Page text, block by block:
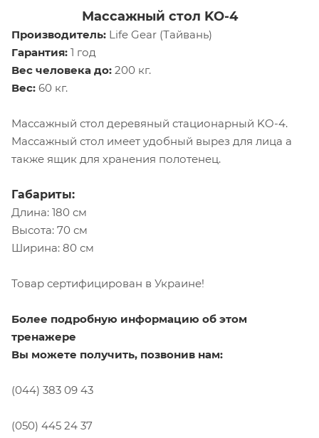
Массажный стол KO-4
Производитель: Life Gear (Тайвань)
Гарантия: 1 год
Вес человека до: 200 кг.
Вес: 60 кг.
Массажный стол деревяный стационарный KO-4.
Массажный стол имеет удобный вырез для лица а
также ящик для хранения полотенец.
Габариты:
Длина: 180 см
Высота: 70 см
Ширина: 80 см
Товар сертифицирован в Украине!
Более подробную информацию об этом
тренажере
Вы можете получить, позвонив нам:
(044) 383 09 43
(050) 445 24 37